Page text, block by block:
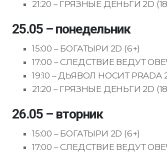
21:20 – ГРЯЗНЫЕ ДЕНЬГИ 2D
25.05 – понедельник
15:00 – БОГАТЫРИ 2D (6+)
17:00 – СЛЕДСТВИЕ ВЕДУТ
19:10 – ДЬЯВОЛ НОСИТ PRADA 2
21:20 – ГРЯЗНЫЕ ДЕНЬГИ 2D
26.05 – вторник
15:00 – БОГАТЫРИ 2D (6+)
17:00 – СЛЕДСТВИЕ ВЕДУТ